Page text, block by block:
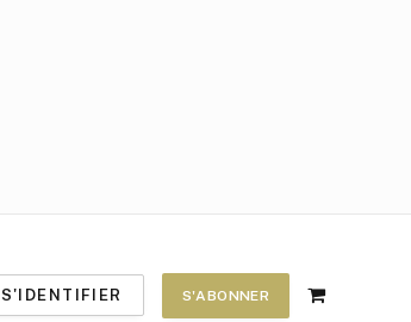
S'IDENTIFIER S'ABONNER
Shopping